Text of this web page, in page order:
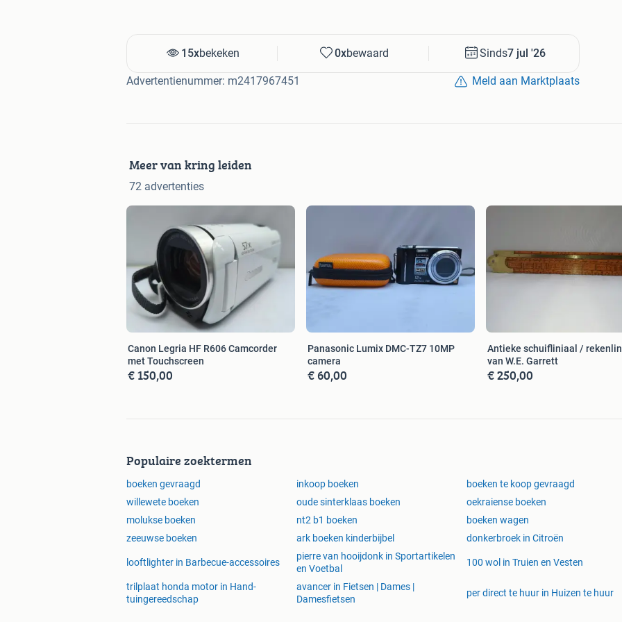
15xbekeken 0xbewaard Sinds7 jul '26
Advertentienummer: m2417967451 Meld aan Marktplaats
Meer van kring leiden
72 advertenties
Canon Legria HF R606 Camcorder
met Touchscreen
€ 150,00
Panasonic Lumix DMC-TZ7 10MP
camera
€ 60,00
Antieke schuifliniaal /
van W.E. Garrett
€ 250,00
Populaire zoektermen
boeken gevraagd inkoop boeken boeken te koop gevraagd
willewete boeken
oude sinterklaas boeken oekraiense boeken
molukse boeken
nt2 b1 boeken boeken wagen
zeeuwse boeken
ark boeken kinderbijbel donkerbroek in Citroën
looftlighter in Barbecue-accessoires
pierre van hooijdonk in Sportartikelen
en Voetbal
100 wol in Truien en Vesten
trilplaat honda motor in Hand-
tuingereedschap
avancer in Fietsen | Dames |
Damesfietsen
per direct te huur in Huizen te huur